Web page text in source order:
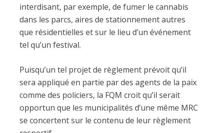
interdisant, par exemple, de fumer le cannabis
dans les parcs, aires de stationnement autres
que résidentielles et sur le lieu d’un événement
tel qu’un festival.
Puisqu’un tel projet de règlement prévoit qu’il
sera appliqué en partie par des agents de la paix
comme des policiers, la FQM croit qu’il serait
opportun que les municipalités d’une même MRC
se concertent sur le contenu de leur règlement